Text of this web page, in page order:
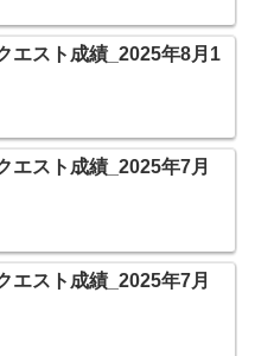
エスト成績_2025年8月1
エスト成績_2025年7月
エスト成績_2025年7月